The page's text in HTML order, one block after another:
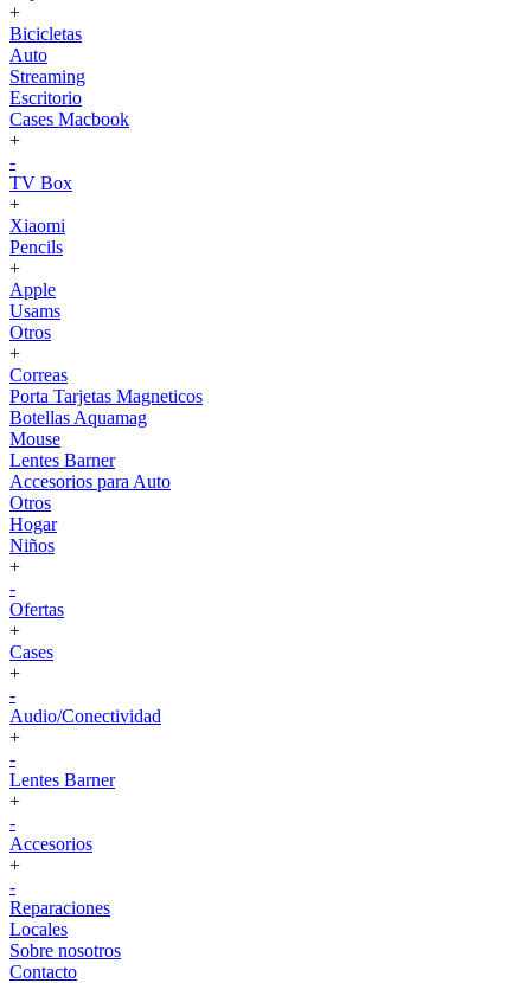
+
Bicicletas
Auto
Streaming
Escritorio
Cases Macbook
+
-
TV Box
+
Xiaomi
Pencils
+
Apple
Usams
Otros
+
Correas
Porta Tarjetas Magneticos
Botellas Aquamag
Mouse
Lentes Barner
Accesorios para Auto
Otros
Hogar
Niños
+
-
Ofertas
+
Cases
+
-
Audio/Conectividad
+
-
Lentes Barner
+
-
Accesorios
+
-
Reparaciones
Locales
Sobre nosotros
Contacto